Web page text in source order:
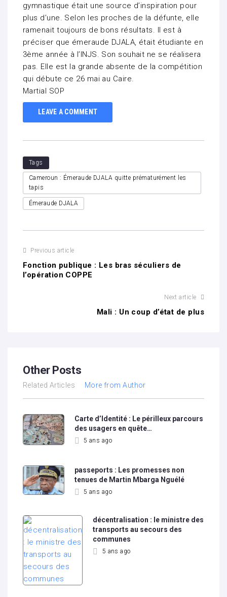
gymnastique était une source d’inspiration pour
plus d’une. Selon les proches de la défunte, elle
ramenait toujours de bons résultats. Il est à
préciser que émeraude DJALA, était étudiante en
3ème année à l’INJS. Son souhait ne se réalisera
pas. Elle est la grande absente de la compétition
qui débute ce 26 mai au Caire.
Martial SOP
LEAVE A COMMENT
Tags
Cameroun : Émeraude DJALA quitte prématurément les
tapis
Émeraude DJALA
Previous article
Fonction publique : Les bras séculiers de
l’opération COPPE
Next article
Mali : Un coup d’état de plus
Other Posts
Related Articles More from Author
Carte d’Identité : Le périlleux parcours
des usagers en quête…
5 ans ago
passeports : Les promesses non
tenues de Martin Mbarga Nguélé
5 ans ago
décentralisation : le ministre des
transports au secours des
communes
5 ans ago